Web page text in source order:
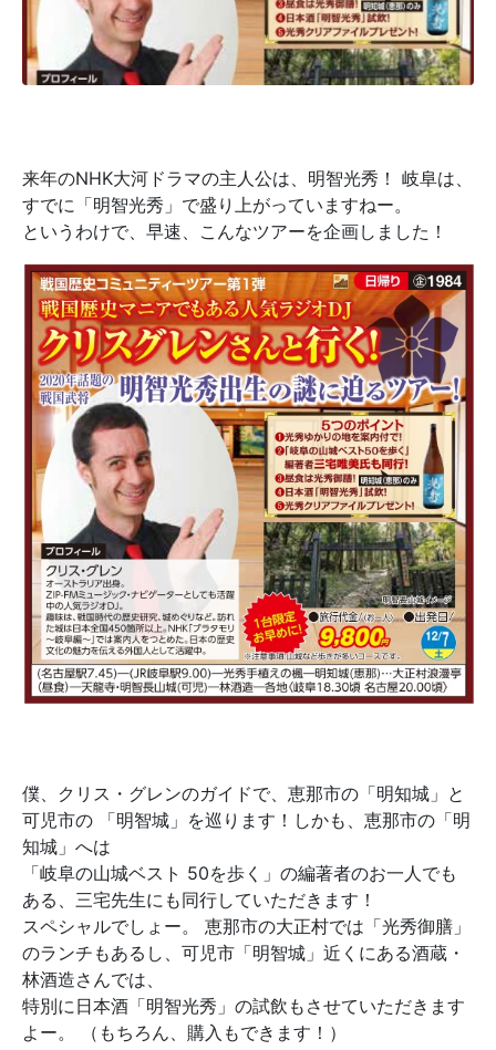
来年のNHK大河ドラマの主人公は、明智光秀！ 岐阜は、
すでに「明智光秀」で盛り上がっていますねー。
というわけで、早速、こんなツアーを企画しました！
僕、クリス・グレンのガイドで、恵那市の「明知城」と
可児市の 「明智城」を巡ります！しかも、恵那市の「明
知城」へは
「岐阜の山城ベスト 50を歩く」の編著者のお一人でも
ある、三宅先生にも同行していただきます！
スペシャルでしょー。 恵那市の大正村では「光秀御膳」
のランチもあるし、可児市「明智城」近くにある酒蔵・
林酒造さんでは、
特別に日本酒「明智光秀」の試飲もさせていただきます
よー。 （もちろん、購入もできます！）